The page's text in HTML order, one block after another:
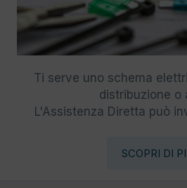
Ti serve uno schema
distribuzione o
L'Assistenza Diretta può
SCOPRI DI